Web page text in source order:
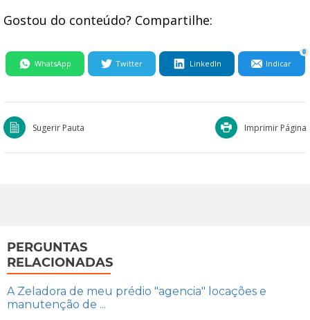
Gostou do conteúdo? Compartilhe:
WhatsApp Twitter LinkedIn Indicar
0
Sugerir Pauta Imprimir Página
PERGUNTAS
RELACIONADAS
A Zeladora de meu prédio "agencia" locações e
manutenção de ...